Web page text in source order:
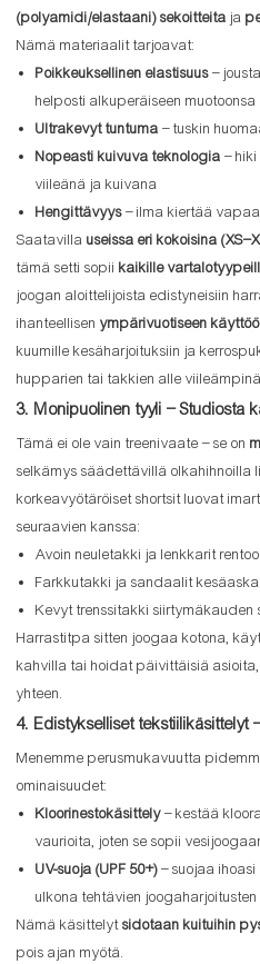
(polyamidi/elastaani) sekoitteita ja
Nämä materiaalit tarjoavat:
Poikkeuksellinen elastisuus–
helposti alkuperäiseen muotoonsa
Ultrakevyt tuntuma – tuskin
Nopeasti kuivuva teknologia –
viileänä ja kuivana
Hengittävyys– ilma kiertää
Saatavilla useissa eri kokoisina
tämä setti sopii kaikille
joogan aloittelijoista edistyneisiin
ihanteellisen ympärivuotiseen
kuumille kesäharjoituksiin ja
hupparien tai takkien alle
3. Monipuolinen tyyli – Studiosta
Tämä ei ole vain treenivaate – se on
selkämys säädettävillä olkahihnoilla
korkeavyötäröiset shortsit luovat
seuraavien kanssa:
Avoin neuletakki ja lenkkarit
Farkkutakki ja sandaalit
Kevyt trenssitakki siirtymäkauden
Harrastitpa sitten joogaa kotona,
kahvilla tai hoidat päivittäisiä
yhteen.
4. Edistykselliset tekstiilikäsittelyt
Menemme perusmukavuutta
ominaisuudet:
Kloorinestokäsittely– kestää
vaurioita, joten se sopii
UV-suoja (UPF 50+)– suojaa
ulkona tehtävien
Nämä käsittelytsidotaan kuituihin
pois ajan myötä.